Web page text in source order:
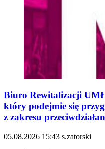
Biuro Rewitalizacji
który podejmie się
z zakresu
05.08.2026 15:43 s.zatorski